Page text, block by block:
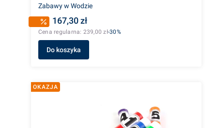
Zabawy w Wodzie
167,30 zł
Cena regularna: 239,00 zł-30%
Do koszyka
OKAZJA